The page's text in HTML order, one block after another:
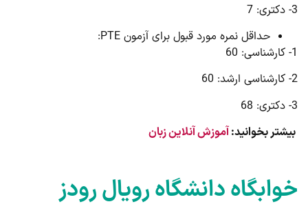
3- دکتری: 7
حداقل نمره مورد قبول برای آزمون PTE:
1- کارشناسی: 60
2- کارشناسی ارشد: 60
3- دکتری: 68
بیشتر بخوانید:آموزش آنلاین زبان
خوابگاه دانشگاه رویال رودز